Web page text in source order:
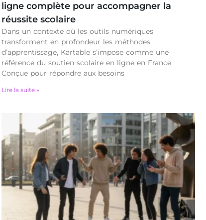
ligne complète pour accompagner la
réussite scolaire
Dans un contexte où les outils numériques
transforment en profondeur les méthodes
d’apprentissage, Kartable s’impose comme une
référence du soutien scolaire en ligne en France.
Conçue pour répondre aux besoins
Lire la suite »